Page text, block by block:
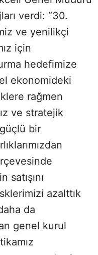
verdi: “30.
ve yenilikçi
için
hedefimize
ekonomideki
rağmen
ve stratejik
bir
satışını
azalttık
da
genel kurul